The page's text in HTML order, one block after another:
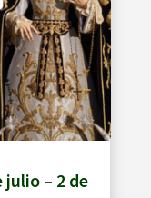
julio – 2 de